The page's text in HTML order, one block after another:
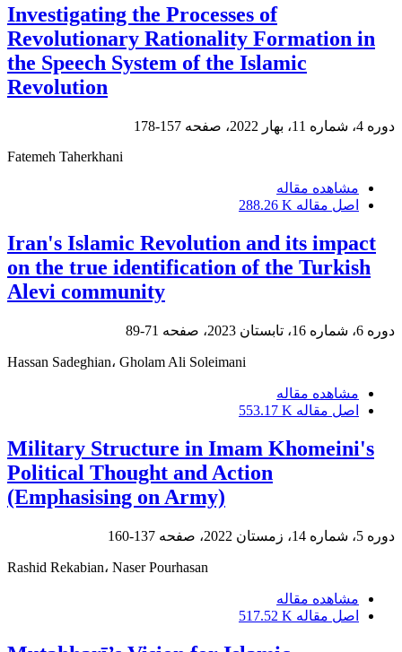
Investigating the Processes of
Revolutionary Rationality Formation in
the Speech System of the Islamic
Revolution
دوره 4، شماره 11، بهار 2022، صفحه
157-178
Fatemeh Taherkhani
مشاهده مقاله
اصل مقاله 288.26 K
Iran's Islamic Revolution and its impact
on the true identification of the Turkish
Alevi community
دوره 6، شماره 16، تابستان 2023، صفحه 71-89
Hassan Sadeghian، Gholam Ali Soleimani
مشاهده مقاله
اصل مقاله 553.17 K
Military Structure in Imam Khomeini's
Political Thought and Action
(Emphasising on Army)
دوره 5، شماره 14، زمستان 2022، صفحه 137-160
Rashid Rekabian، Naser Pourhasan
مشاهده مقاله
اصل مقاله 517.52 K